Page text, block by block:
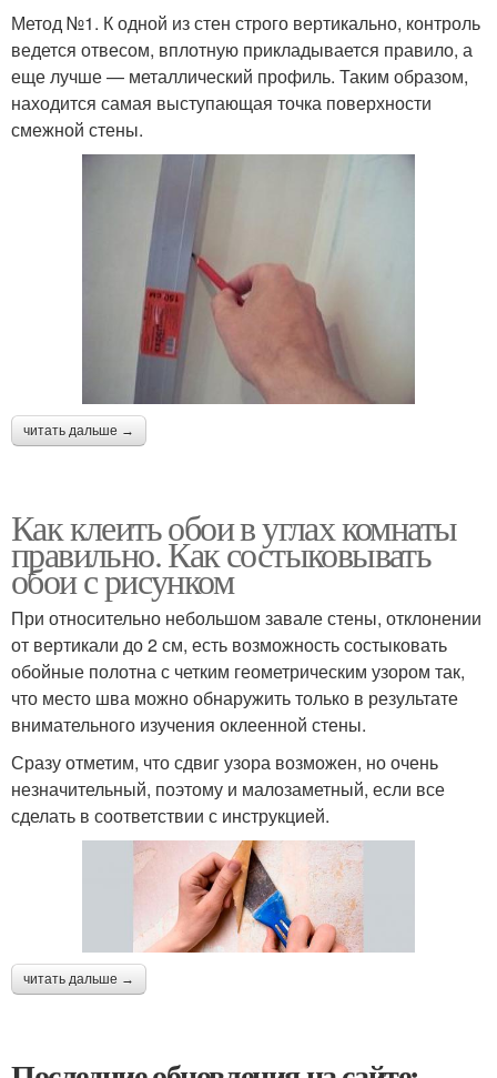
Метод №1. К одной из стен строго вертикально, контроль
ведется отвесом, вплотную прикладывается правило, а
еще лучше — металлический профиль. Таким образом,
находится самая выступающая точка поверхности
смежной стены.
читать дальше →
Как клеить обои в углах комнаты
правильно. Как состыковывать
обои с рисунком
При относительно небольшом завале стены, отклонении
от вертикали до 2 см, есть возможность состыковать
обойные полотна с четким геометрическим узором так,
что место шва можно обнаружить только в результате
внимательного изучения оклеенной стены.
Сразу отметим, что сдвиг узора возможен, но очень
незначительный, поэтому и малозаметный, если все
сделать в соответствии с инструкцией.
читать дальше →